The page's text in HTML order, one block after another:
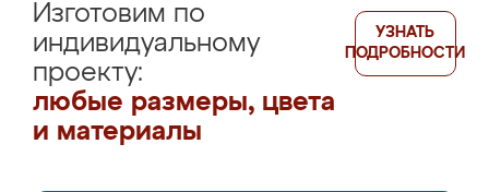
Изготовим по
индивидуальному
проекту:
любые размеры, цвета
и материалы
УЗНАТЬ
ПОДРОБНОСТИ